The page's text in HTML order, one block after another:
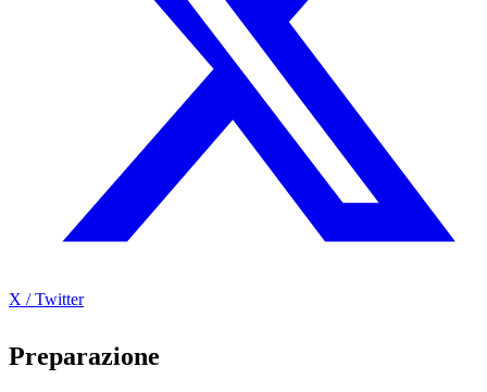
X / Twitter
Preparazione